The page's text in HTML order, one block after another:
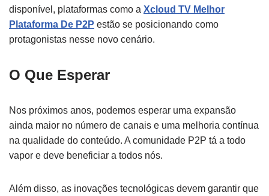
disponível, plataformas como a Xcloud TV Melhor
Plataforma De P2P estão se posicionando como
protagonistas nesse novo cenário.
O Que Esperar
Nos próximos anos, podemos esperar uma expansão
ainda maior no número de canais e uma melhoria contínua
na qualidade do conteúdo. A comunidade P2P tá a todo
vapor e deve beneficiar a todos nós.
Além disso, as inovações tecnológicas devem garantir que